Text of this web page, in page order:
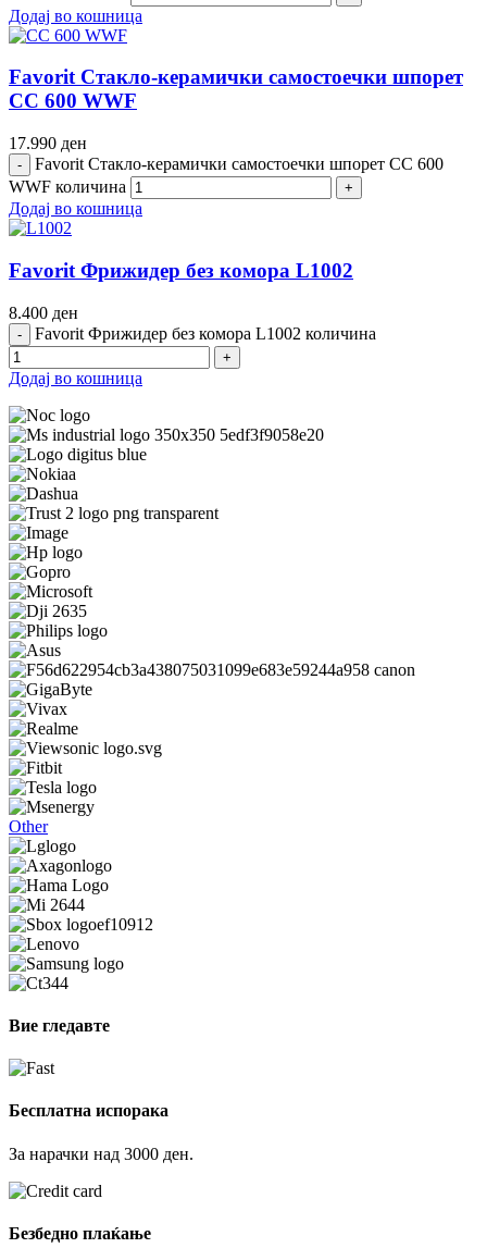
Додај во кошница
Favorit Стакло-керамички самостоечки шпорет
CC 600 WWF
17.990 ден
Favorit Стакло-керамички самостоечки шпорет CC 600
WWF количина
Додај во кошница
Favorit Фрижидер без комора L1002
8.400 ден
Favorit Фрижидер без комора L1002 количина
Додај во кошница
Other
Вие гледавте
Бесплатна испорака
За нарачки над 3000 ден.
Безбедно плаќање